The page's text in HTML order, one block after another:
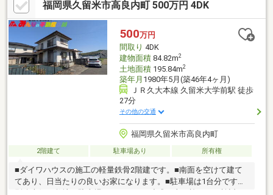
福岡県久留米市高良内町 500万円 4DK
500万円
間取り 4DK
建物面積84.82m2
土地面積195.84m2
築年月 1980年5月(築46年4ヶ月)
ＪＲ久大本線 久留米大学前駅 徒歩
27分
その他の交通
福岡県久留米市高良内町
2階建て 駐車場あり 所有権
■ダイワハウスの施工の軽量鉄骨2階建です。■南面を空けて建て
てあり、日当たりの良いお家になります。■駐車場は1台分です。